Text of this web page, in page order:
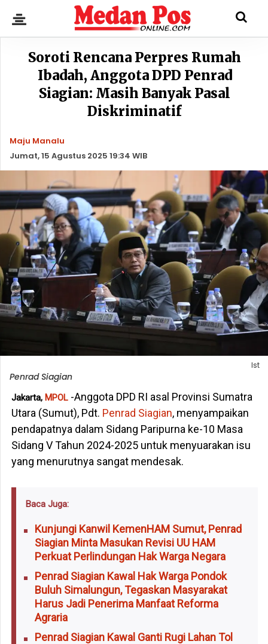
Soroti Rencana Perpres Rumah
Ibadah, Anggota DPD Penrad
Siagian: Masih Banyak Pasal
Diskriminatif
Maju Manalu
Jumat, 15 Agustus 2025 19:34 WIB
Ist
Penrad Siagian
Jakarta, MPOL-Anggota DPD RI asal Provinsi Sumatra
Utara (Sumut), Pdt. Penrad Siagian, menyampaikan
pendapatnya dalam Sidang Paripurna ke-10 Masa
Sidang V Tahun 2024-2025 untuk menyuarakan isu
yang menurutnya sangat mendesak.
Baca Juga:
Kunjungi Kanwil KemenHAM Sumut, Penrad
Siagian Minta Masukan Revisi UU HAM
Perkuat Perlindungan Hak Warga Negara
Penrad Siagian Kawal Hak Warga Pondok
Buluh Simalungun, Tegaskan Masyarakat
Harus Jadi Penerima Manfaat Reforma
Agraria
Penrad Siagian Kawal Ganti Rugi Lahan Tol